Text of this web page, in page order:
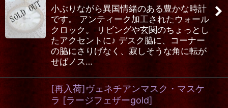
小ぶりながら異国情緒のある豊かな時計
です。 アンティーク加工されたウォール
クロック。 リビングや玄関のちょっとし
たアクセントに♪ デスク脇に、コーナー
の脇にさりげなく、寂しそうな角に転が
せばノス…
[再入荷]ヴェネチアンマスク・マスケ
ラ [ラージフェザーgold]